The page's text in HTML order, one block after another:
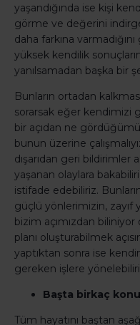
yaşandığında ise kişi
görme ve değerini
daha farkına
yüksek kendilik
yanılsamadan başka bir
Bunların ortadan
sorarsak eğer kendimizi
bir açıdan ne
bunun üzerine
dışarıdan geri bildirimler
yaşanan olaylara
istifade edebiliriz.
güçlü yönlerimizin, zayıf
bizim açımızdan
planı oluşturabilmek
yaptıktan sonra ise
gereken işlere
Başta birkaç
Tüm hayatını baştan